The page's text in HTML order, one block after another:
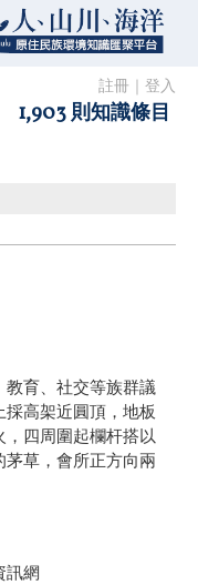
註冊 登入
1,903 則知識條目
教育、社交等族群議
高架近圓頂，地板
四周圍起欄杆搭以
草，會所正方向兩
訊網